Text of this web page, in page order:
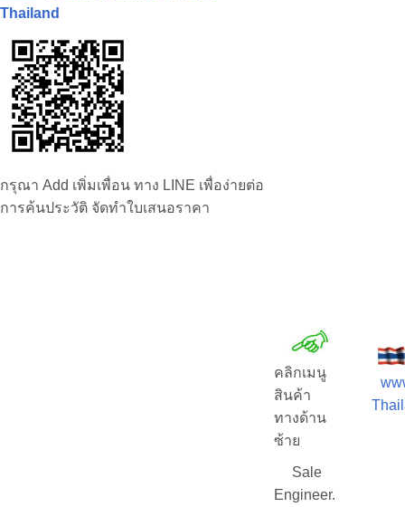
Thailand
กรุณา Add เพิ่มเพื่อน ทาง LINE เพื่อง่ายต่อ
การค้นประวัติ จัดทำใบเสนอราคา
คลิกเมนู
สินค้า
ทางด้าน
ซ้าย
Sale
Engineer.